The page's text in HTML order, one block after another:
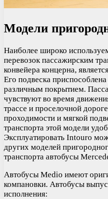
Модели
Наиболее широко
перевозок пассажирским
конвейера концерна,
Его подвеска
различным покрытием.
чувствуют во время
трассе и проселочной
проходимости и мягкой
транспорта этой модели
Эксплуатировать Intouro
других моделей
транспорта автобусы
Автобусы Medio имеют
компановки. Автобусы
исполнения: